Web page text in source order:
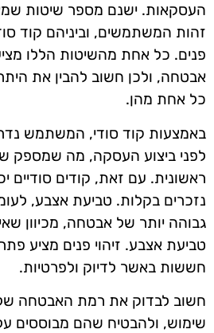
העסקאות. ישנם מספר שיטות
זהות המשתמשים, וביניהם קוד
פנים. כל אחת מהשיטות הללו
אבטחה, ולכן חשוב להבין את
כל אחת מהן.
באמצעות קוד סודי, המשתמש
לפני ביצוע העסקה, מה שמספק
ראשונית. עם זאת, קודים סודיים
נזכרים בקלות. טביעת אצבע,
גבוהה יותר של אבטחה, מכיוון
טביעת אצבע. זיהוי פנים מציע
חששות באשר לדיוק ולפרטיות.
חשוב לבדוק את רמת האבטחה
שימוש, ולהבטיח שהם מבוססים על